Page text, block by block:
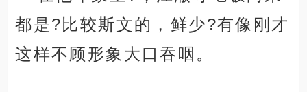
都是?比较斯文的，鲜少?有像刚才
这样不顾形象大口吞咽。